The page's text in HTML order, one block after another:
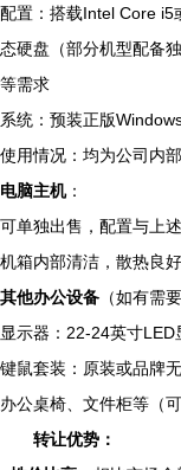
配置：搭载Intel Core i5
态硬盘（部分机型配备
等需求
系统：预装正版
使用情况：均为公司内
电脑主机：
可单独出售，配置与上
机箱内部清洁，散热良
其他办公设备 （如有需
显示器：22-24英寸
键鼠套装：原装或品牌
办公桌椅、文件柜等（可
转让优势：